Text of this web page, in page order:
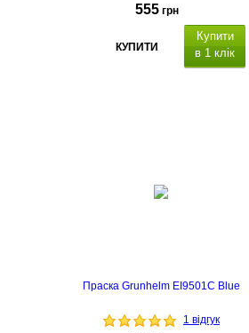
555 грн
КУПИТИ
Купити
в 1 клік
Праска Grunhelm EI9501C Blue
1 відгук